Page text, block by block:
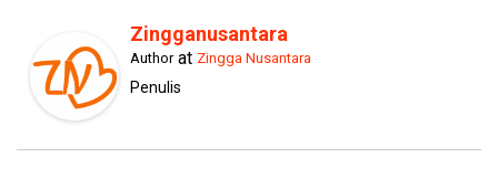
Zingganusantara
Authorat Zingga Nusantara
Penulis